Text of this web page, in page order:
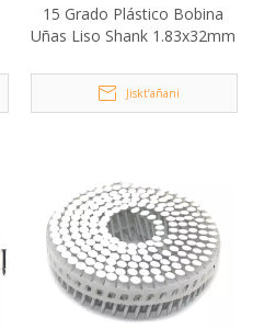
15 Grado Plástico Bobina
Uñas Liso Shank 1.83x32mm
Jiskt’añani